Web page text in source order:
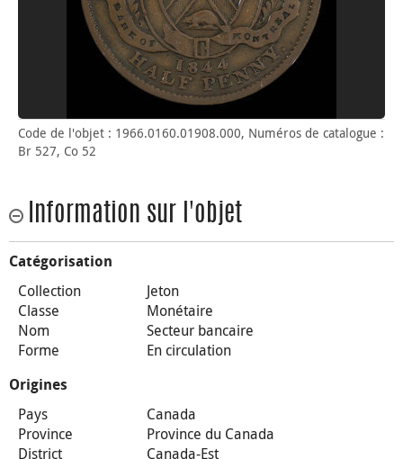
Code de l'objet : 1966.0160.01908.000, Numéros de catalogue :
Br 527, Co 52
Information sur l'objet
Catégorisation
Collection
Jeton
Classe
Monétaire
Nom
Secteur bancaire
Forme
En circulation
Origines
Pays
Canada
Province
Province du Canada
District
Canada-Est